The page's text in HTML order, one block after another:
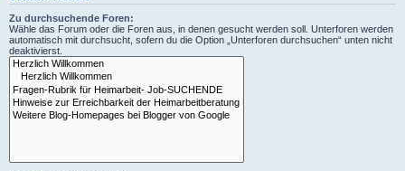
Zu durchsuchende Foren:
Wähle das Forum oder die Foren aus, in denen gesucht werden soll. Unterforen werden
automatisch mit durchsucht, sofern du die Option „Unterforen durchsuchen“ unten nicht
deaktivierst.